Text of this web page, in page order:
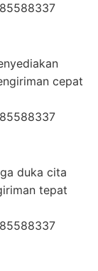
cepat
duka cita
tepat